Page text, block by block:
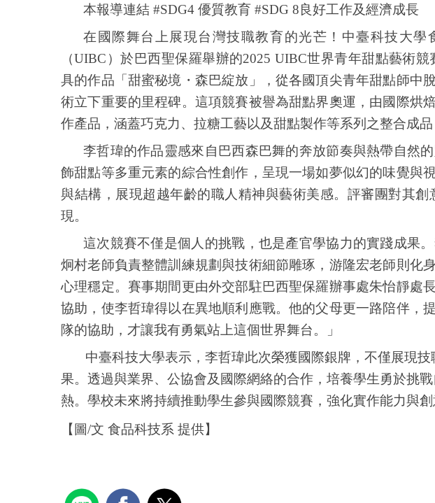
本報導連結 #SDG4 優質教育 #SDG 8良好工作及經濟成長
在國際舞台上展現台灣技職教育的光芒！中臺科技大學
（UIBC ）於巴西聖保羅舉辦的2025 UIBC世界青年甜點藝術競
具的作品「甜蜜秘境・森巴綻放」，從各國頂尖青年甜點師中
術立下重要的里程碑。這項競賽被譽為甜點界奧運，由國際烘
作產品，涵蓋巧克力、拉糖工藝以及甜點製作等系列之整合成
李哲瑋的作品靈感來自巴西森巴舞的奔放節奏與熱帶自然
飾甜點等多重元素的綜合性創作，呈現一場如夢似幻的味覺與
與結構，展現超越年齡的職人精神與藝術美感。評審團對其
現。
這次競賽不僅是個人的挑戰，也是產官學協力的實踐成果
炯村老師負責整體訓練規劃與技術細節雕琢，游隆宏老師則化
心理穩定。賽事期間更由外交部駐巴西聖保羅辦事處朱怡靜處
協助，使李哲瑋得以在異地順利應戰。他的父母更一路陪伴，
隊的協助，才讓我有勇氣站上這個世界舞台。」
中臺科技大學表示，李哲瑋此次榮獲國際銀牌，不僅展現技
果。透過與業界、公協會及國際網絡的合作，培養學生勇於挑
熱。學校未來將持續推動學生參與國際競賽，強化實作能力與
【圖/文 食品科技系 提供】